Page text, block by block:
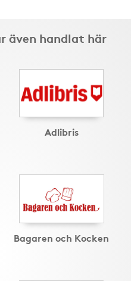
även handlat här
Adlibris
Bagaren och Kocken